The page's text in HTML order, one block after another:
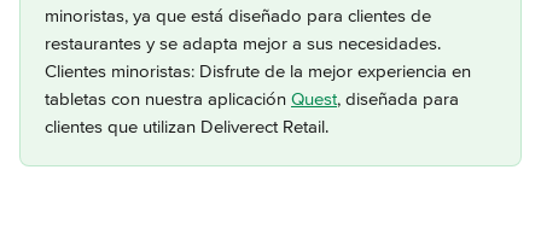
minoristas, ya que está diseñado para clientes de
restaurantes y se adapta mejor a sus necesidades.
Clientes minoristas: Disfrute de la mejor experiencia en
tabletas con nuestra aplicación Quest, diseñada para
clientes que utilizan Deliverect Retail.